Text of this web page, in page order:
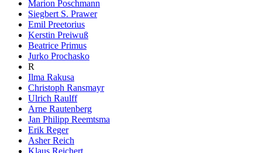
Marion Poschmann
Siegbert S. Prawer
Emil Preetorius
Kerstin Preiwuß
Beatrice Primus
Jurko Prochasko
R
Ilma Rakusa
Christoph Ransmayr
Ulrich Raulff
Arne Rautenberg
Jan Philipp Reemtsma
Erik Reger
Asher Reich
Klaus Reichert